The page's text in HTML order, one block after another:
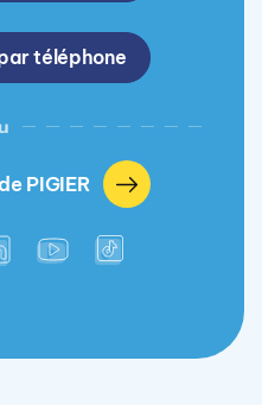
téléphone
PIGIER